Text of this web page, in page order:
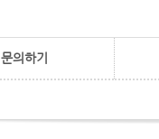
문의하기